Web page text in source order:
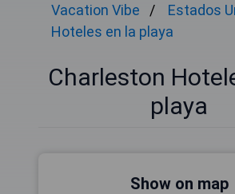
Vacation Vibe
Estados
Hoteles en la playa
Charleston
playa
Show on map